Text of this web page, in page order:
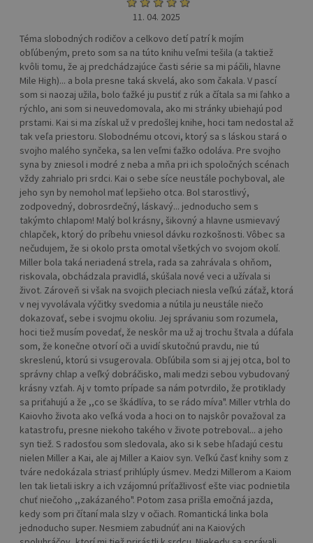
11. 04. 2025
Téma slobodných rodičov a celkovo detí patrí k mojím
obľúbeným, preto som sa na túto knihu veľmi tešila (a taktiež
kvôli tomu, že aj predchádzajúce časti série sa mi páčili, hlavne
Mile High)... a bola presne taká skvelá, ako som čakala. V pascí
som si naozaj užila, bolo ťažké ju pustiť z rúk a čítala sa mi ľahko a
rýchlo, ani som si neuvedomovala, ako mi stránky ubiehajú pod
prstami. Kai si ma získal už v predošlej knihe, hoci tam nedostal až
tak veľa priestoru. Slobodnému otcovi, ktorý sa s láskou stará o
svojho malého synčeka, sa len veľmi ťažko odoláva. Pre svojho
syna by zniesol i modré z neba a mňa pri ich spoločných scénach
vždy zahrialo pri srdci. Kai o sebe síce neustále pochyboval, ale
jeho syn by nemohol mať lepšieho otca. Bol starostlivý,
zodpovedný, dobrosrdečný, láskavý... jednoducho sem s
takýmto chlapom! Malý bol krásny, šikovný a hlavne usmievavý
chlapček, ktorý do príbehu vniesol dávku rozkošnosti. Vôbec sa
nečudujem, že si okolo prsta omotal všetkých vo svojom okolí.
Miller bola taká neriadená strela, rada sa zahrávala s ohňom,
riskovala, obchádzala pravidlá, skúšala nové veci a užívala si
život. Zároveň si však na svojich pleciach niesla veľkú záťaž, ktorá
v nej vyvolávala výčitky svedomia a nútila ju neustále niečo
dokazovať, sebe i svojmu okoliu. Jej správaniu som rozumela,
hoci tiež musím povedať, že neskôr ma už aj trochu štvala a dúfala
som, že konečne otvorí oči a uvidí skutočnú pravdu, nie tú
skreslenú, ktorú si vsugerovala. Obľúbila som si aj jej otca, bol to
správny chlap a veľký dobráčisko, mali medzi sebou vybudovaný
krásny vzťah. Aj v tomto prípade sa nám potvrdilo, že protiklady
sa priťahujú a že ,,co se škádlíva, to se rádo míva". Miller vtrhla do
Kaiovho života ako veľká voda a hoci on to najskôr považoval za
katastrofu, presne niekoho takého v živote potreboval... a jeho
syn tiež. S radosťou som sledovala, ako si k sebe hľadajú cestu
nielen Miller a Kai, ale aj Miller a Kaiov syn. Veľkú časť knihy som z
tváre nedokázala striasť prihlúply úsmev. Medzi Millerom a Kaiom
len tak lietali iskry a ich vzájomnú príťažlivosť ešte viac podnietila
chuť niečoho ,,zakázaného". Potom zasa prišla emočná jazda,
kedy som pri čítaní mala slzy v očiach. Romantická linka bola
jednoducho super. Nesmiem zabudnúť ani na Kaiových